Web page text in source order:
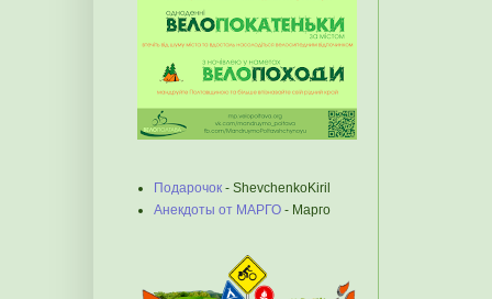
Подарочок - ShevchenkoKiril
Анекдоты от МАРГО - Марго